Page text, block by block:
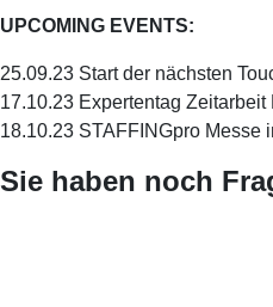
UPCOMING EVENTS:
25.09.23 Start der nächsten
17.10.23 Expertentag
18.10.23 STAFFINGpro Messe
Sie haben noch